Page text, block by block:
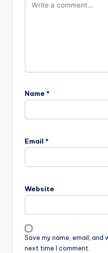
Name *
Email *
Website
Save my name, email,
next time I comment.